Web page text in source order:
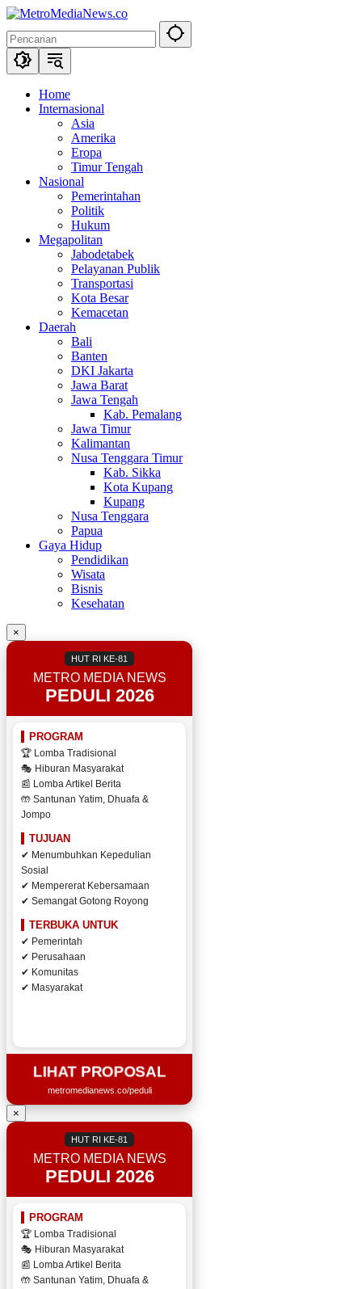
Langsung
konten
Home
Internasional
Asia
Amerika
Eropa
Timur Tengah
Nasional
Pemerintahan
Politik
Hukum
Megapolitan
Jabodetabek
Pelayanan Publik
Transportasi
Kota Besar
Kemacetan
Daerah
Bali
Banten
DKI Jakarta
Jawa Barat
Jawa Tengah
Kab. Pemalang
Jawa Timur
Kalimantan
Nusa Tenggara Timur
Kab. Sikka
Kota Kupang
Kupang
Nusa Tenggara
Papua
Gaya Hidup
Pendidikan
Wisata
Bisnis
Kesehatan
×
HUT RI KE-81
METRO MEDIA NEWS
PEDULI 2026
PROGRAM
🏆 Lomba Tradisional
🎭 Hiburan Masyarakat
📰 Lomba Artikel Berita
🤲 Santunan Yatim, Dhuafa &
Jompo
TUJUAN
✔ Menumbuhkan Kepedulian
Sosial
✔ Mempererat Kebersamaan
✔ Semangat Gotong Royong
TERBUKA UNTUK
✔ Pemerintah
✔ Perusahaan
✔ Komunitas
✔ Masyarakat
LIHAT PROPOSAL
metromedianews.co/peduli
×
HUT RI KE-81
METRO MEDIA NEWS
PEDULI 2026
PROGRAM
🏆 Lomba Tradisional
🎭 Hiburan Masyarakat
📰 Lomba Artikel Berita
🤲 Santunan Yatim, Dhuafa &